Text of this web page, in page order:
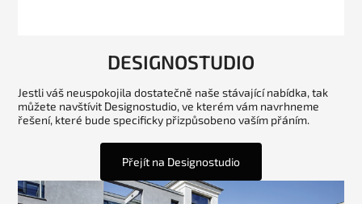
DESIGNOSTUDIO
Jestli váš neuspokojila dostatečně naše stávající nabídka, tak
můžete navštívit Designostudio, ve kterém vám navrhneme
řešení, které bude specificky přizpůsobeno vaším přáním.
Přejít na Designostudio